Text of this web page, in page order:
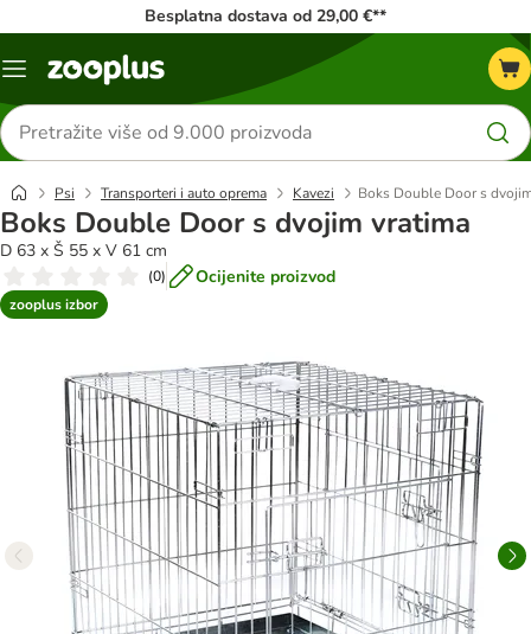
Besplatna dostava od 29,00 €**
Izbornik
Traži
proizvode
Psi Transporteri i auto oprema Kavezi Boks Double Door s
Boks Double Door s dvojim vratima
D 63 x Š 55 x V 61 cm
(0) Ocijenite proizvod
zooplus izbor